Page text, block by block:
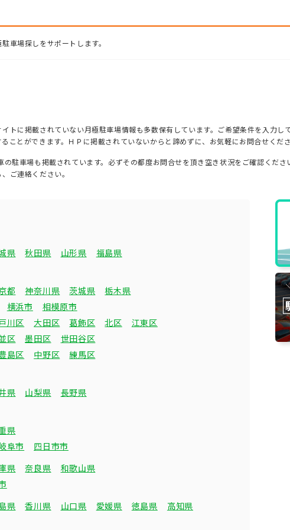
車場探しをサポートします。
トに掲載されていない月極駐車場情報も多数保有しています。ご希望条件を入力し
ことができます。ＨＰに掲載されていないからと諦めずに、お気軽にお問合せくださ
駐車場も掲載されています。必ずその都度お問合せを頂き空き状況をご確認くだ
ご連絡ください。
県 秋田県 山形県
福島県
都 神奈川県 茨城県
栃木県
横浜市
相模原市
川区 大田区 葛飾区 北区
江東区
区 墨田区
世田谷区
島区 中野区
練馬区
県 山梨県
長野県
県
阜市 四日市市
県 奈良県
和歌山県
県 香川県 山口県 愛媛県 徳島県
高知県